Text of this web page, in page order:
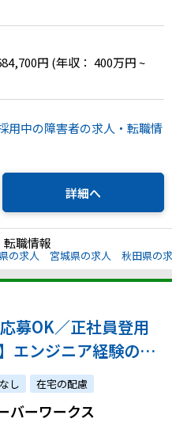
、長野県、岐阜県、静岡
滋賀県、京都府、大阪府、
山県、鳥取県、島根県、岡
、徳島県、香川県、愛媛
佐賀県、長崎県、熊本県、
島県、沖縄県、その他
円 (年収： 400万円 ~
用中の障害者の求人・転職情
詳細へ
職情報
の求人 宮城県の求人 秋田県の
募OK／正社員登用
エンジニア経験のあ
キルに合ったポジシ
し 在宅の配慮
バーワークス